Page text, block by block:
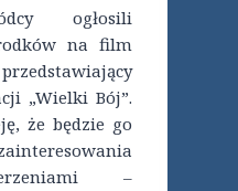
ogłosili
na film
„Wielki Bój”.
że będzie go
–